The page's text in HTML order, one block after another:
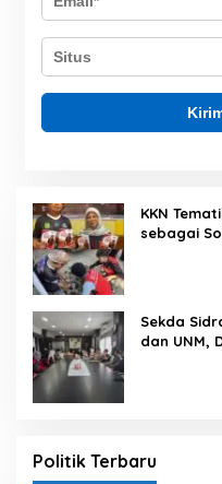
KKN
sebagai
Sekda
dan UNM,
Politik Terbaru